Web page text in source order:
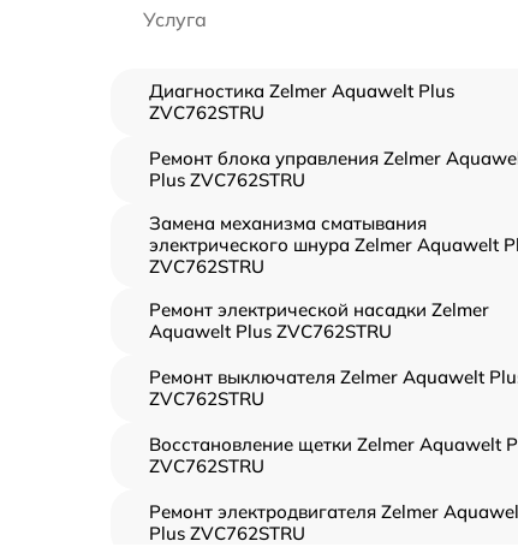
Услуга
Диагностика Zelmer Aquawelt Plus
ZVC762STRU
Ремонт блока управления Zelmer
Plus ZVC762STRU
Замена механизма сматывания
электрического шнура Zelmer Aquawelt
ZVC762STRU
Ремонт электрической насадки Zelmer
Aquawelt Plus ZVC762STRU
Ремонт выключателя Zelmer Aquawelt
ZVC762STRU
Восстановление щетки Zelmer Aquawelt
ZVC762STRU
Ремонт электродвигателя Zelmer
Plus ZVC762STRU